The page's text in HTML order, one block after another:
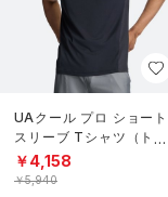
UAクール プロ ショート
スリーブ Tシャツ（トレ
ーニング/MEN）
￥4,158
￥5,940